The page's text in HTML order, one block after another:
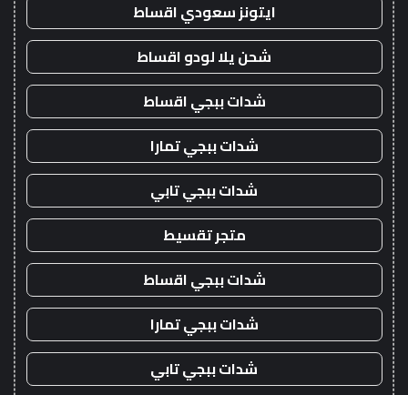
ايتونز سعودي اقساط
شحن يلا لودو اقساط
شدات ببجي اقساط
شدات ببجي تمارا
شدات ببجي تابي
متجر تقسيط
شدات ببجي اقساط
شدات ببجي تمارا
شدات ببجي تابي